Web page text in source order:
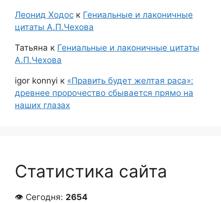
Леонид Ходос к Гениальные и лаконичные
цитаты А.П.Чехова
Татьяна к Гениальные и лаконичные цитаты
А.П.Чехова
igor konnyi к «Править будет желтая раса»:
древнее пророчество сбывается прямо на
наших глазах
Статистика сайта
👁 Сегодня: 2654